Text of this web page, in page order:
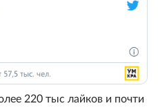
220 тыс лайков и почти